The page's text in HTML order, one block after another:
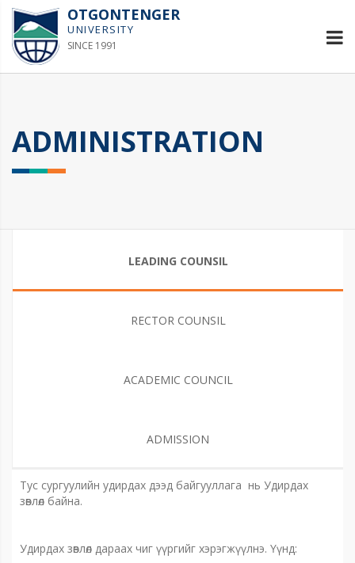
OTGONTENGER
UNIVERSITY
SINCE 1991
ADMINISTRATION
LEADING COUNSIL
RECTOR COUNSIL
ACADEMIC COUNCIL
ADMISSION
Тус сургуулийн удирдах дээд байгууллага нь Удирдах
зөвлөл байна.
Удирдах зөвлөл дараах чиг үүргийг хэрэгжүүлнэ. Үүнд: